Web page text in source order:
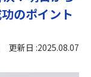
のポイント
更新日 :2025.08.07